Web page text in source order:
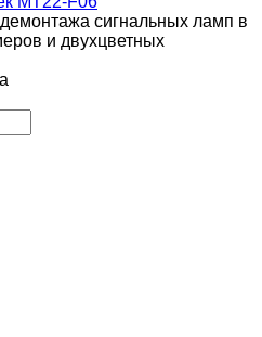
сигнальных ламп в
и двухцветных